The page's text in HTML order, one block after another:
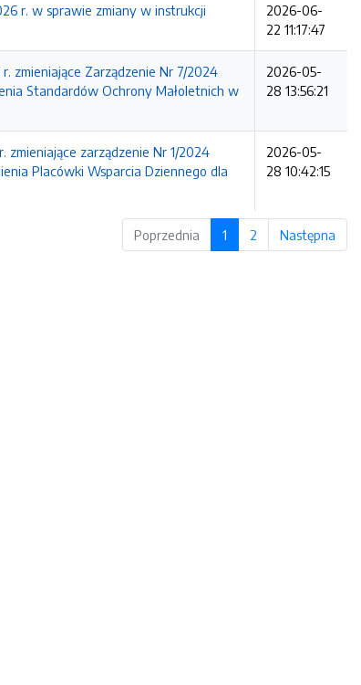
r. w sprawie zmiany w instrukcji
2026-06-
22 11:17:47
zmieniające Zarządzenie Nr 7/2024
Standardów Ochrony Małoletnich w
2026-05-
28 13:56:21
zarządzenie Nr 1/2024
Placówki Wsparcia Dziennego dla
2026-05-
28 10:42:15
Poprzednia 1 2 Następna